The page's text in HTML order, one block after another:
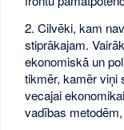
2. Cilvēki, kam
stiprākajam.
ekonomiskā un
tikmēr, kamēr viņi
vecajai
vadības